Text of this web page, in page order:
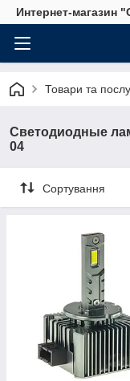
Интернет-магазин
Товари та
Светодиодные
04
Сортування